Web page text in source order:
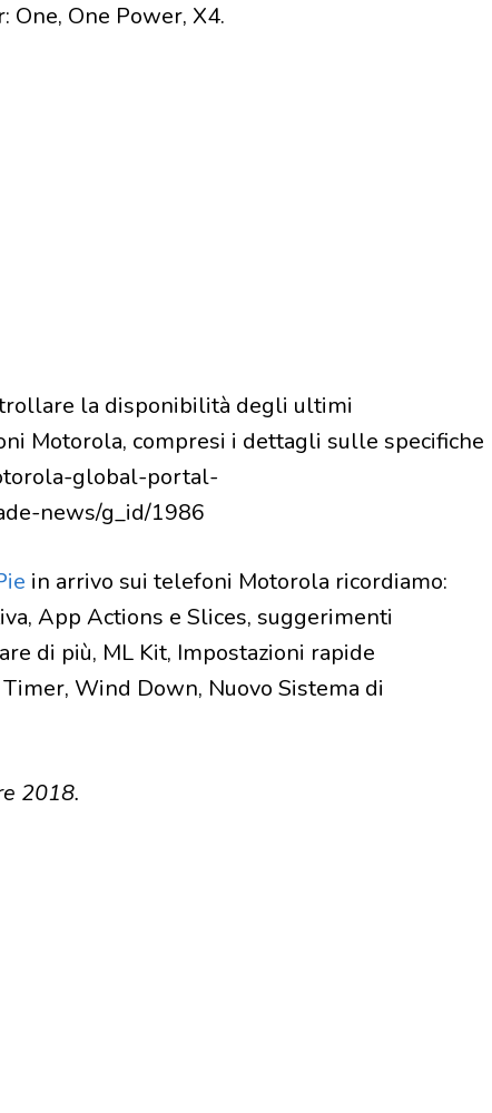
One Power, X4.
la disponibilità degli ultimi
Motorola, compresi i dettagli sulle specifiche
global-portal-
news/g_id/1986
in arrivo sui telefoni Motorola ricordiamo:
App Actions e Slices, suggerimenti
di più, ML Kit, Impostazioni rapide
Wind Down, Nuovo Sistema di
2018.